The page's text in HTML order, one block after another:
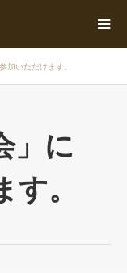
加いただけます。
」に
。